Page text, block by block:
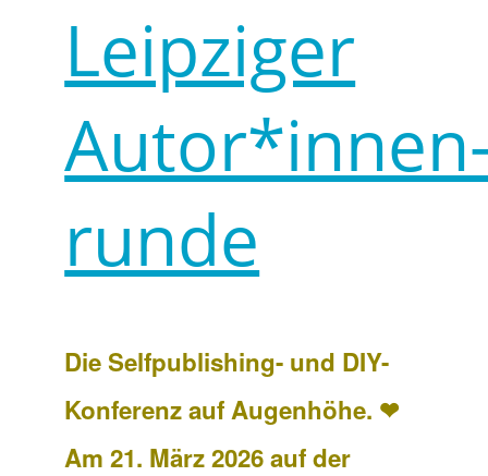
Leipziger
runde
Die Selfpublishing- und DIY-
Konferenz auf Augenhöhe. ❤
Am 21. März 2026 auf der